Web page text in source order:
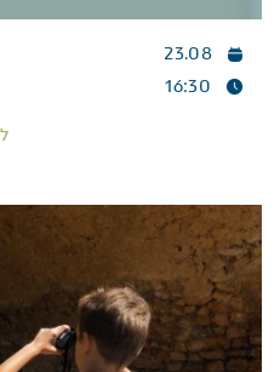
שמוליק קיפוד –
שמוליק קיפוד- התיאטרון
הסיפור האהוב בהצגה
הסיפור המופלא על שמוליק
גדי הילד הקטן שנשאר לבדו
הבמה .
המפגש המקרי והמרגש בין
ויוצאת דופן, המלמדת את
23.08
16:30